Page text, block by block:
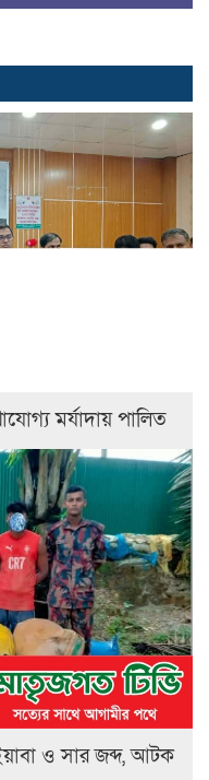
মর্যাদায় পালিত
ও সার জব্দ, আটক